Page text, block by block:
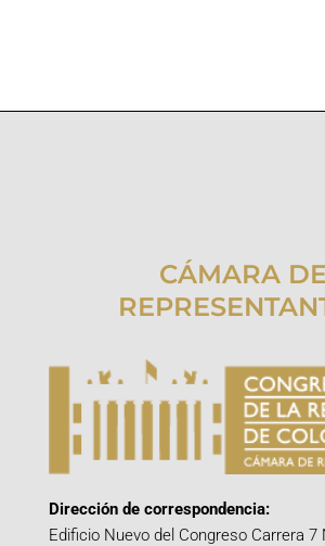
CÁMARA DE
Dirección de correspondencia:
Edificio Nuevo del Congreso Carrera 7